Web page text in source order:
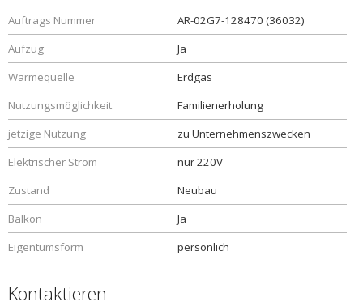
Auftrags Nummer
AR-02G7-128470 (36032)
Aufzug
Ja
Wärmequelle
Erdgas
Nutzungsmöglichkeit
Familienerholung
jetzige Nutzung
zu Unternehmenszwecken
Elektrischer Strom
nur 220V
Zustand
Neubau
Balkon
Ja
Eigentumsform
persönlich
Kontaktieren